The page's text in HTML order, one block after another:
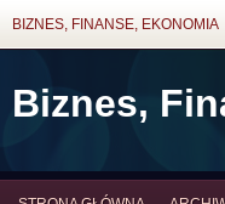
BIZNES, FINANSE, EKONOMIA
Biznes,